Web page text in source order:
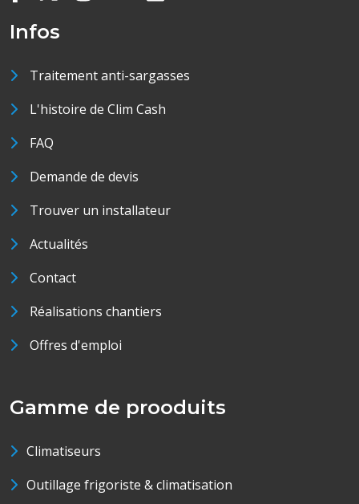
Infos
Traitement anti-sargasses
L'histoire de Clim Cash
FAQ
Demande de devis
Trouver un installateur
Actualités
Contact
Réalisations chantiers
Offres d'emploi
Gamme de prooduits
Climatiseurs
Outillage frigoriste & climatisation